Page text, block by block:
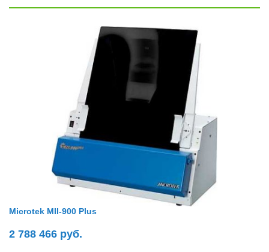
Microtek MII-900 Plus
2 788 466 руб.